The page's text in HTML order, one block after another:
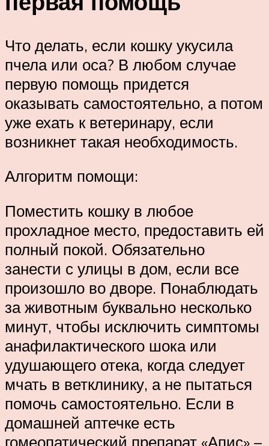
Что делать, если кошку укусила
пчела или оса? В любом случае
первую помощь придется
оказывать самостоятельно, а потом
уже ехать к ветеринару, если
возникнет такая необходимость.
Алгоритм помощи:
Поместить кошку в любое
прохладное место, предоставить ей
полный покой. Обязательно
занести с улицы в дом, если все
произошло во дворе. Понаблюдать
за животным буквально несколько
минут, чтобы исключить симптомы
анафилактического шока или
удушающего отека, когда следует
мчать в ветклинику, а не пытаться
помочь самостоятельно. Если в
домашней аптечке есть
гомеопатический препарат «Апис» –